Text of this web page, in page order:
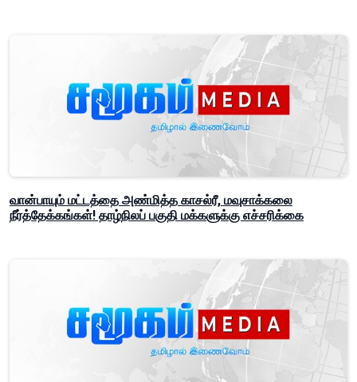
வான்பாயும் மட்டத்தை அண்மித்த காசல்ரீ, மவுசாக்கலை
நீர்த்தேக்கங்கள்! தாழ்நிலப் பகுதி மக்களுக்கு எச்சரிக்கை